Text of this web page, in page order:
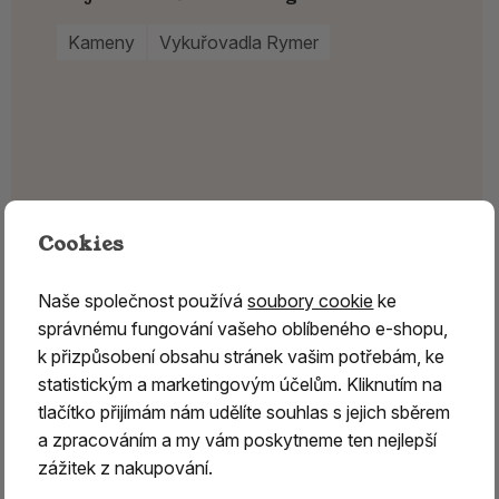
Kameny Vykuřovadla Rymer
Cookies
Naše společnost používásoubory cookie ke
správnému fungování vašeho oblíbeného e-shopu,
k přizpůsobení obsahu stránek vašim potřebám, ke
statistickým a marketingovým účelům. Kliknutím na
tlačítko přijímám nám udělíte souhlas s jejich sběrem
a zpracováním a my vám poskytneme ten nejlepší
zážitek z nakupování.